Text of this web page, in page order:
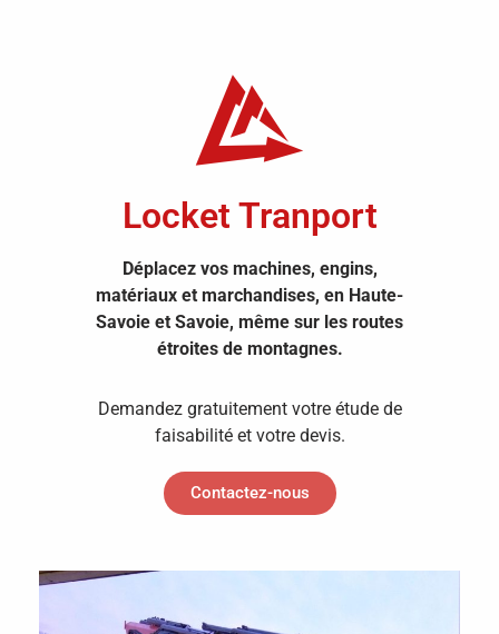
Locket Tranport
Déplacez vos machines, engins,
matériaux et marchandises, en Haute-
Savoie et Savoie, même sur les routes
étroites de montagnes.
Demandez gratuitement votre étude de
faisabilité et votre devis.
Contactez-nous